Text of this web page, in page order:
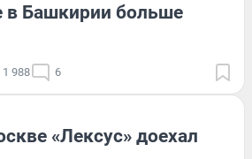
в Башкирии больше
1 988 6
«Лексус» доехал